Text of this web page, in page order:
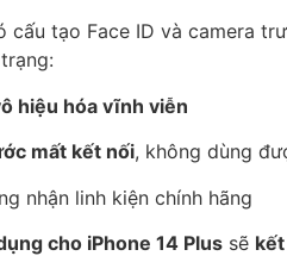
cấu tạo Face ID và camera
hiệu hóa vĩnh viễn
mất kết nối, không dùng
nhận linh kiện chính hãng
cho iPhone 14 Plus sẽ